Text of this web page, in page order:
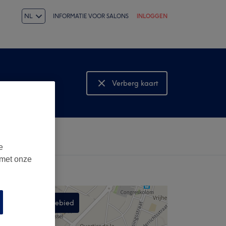
NL INFORMATIE VOOR SALONS INLOGGEN
Verberg kaart
Bekijk kaart
Zoek in dit gebied
onze